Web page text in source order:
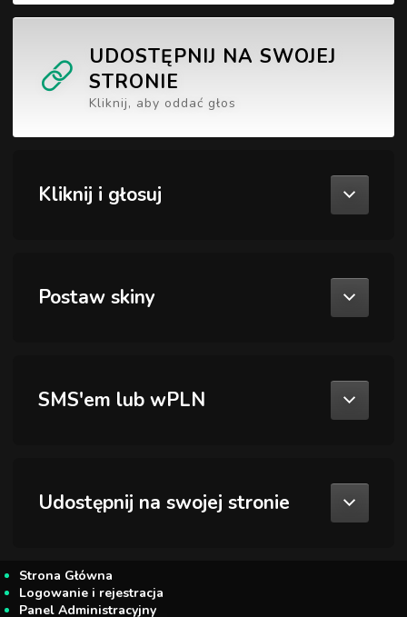
UDOSTĘPNIJ NA SWOJEJ
STRONIE
Kliknij, aby oddać głos
Kliknij i głosuj
Postaw skiny
SMS'em lub wPLN
Udostępnij na swojej stronie
Strona Główna
Logowanie i rejestracja
Panel Administracyjny